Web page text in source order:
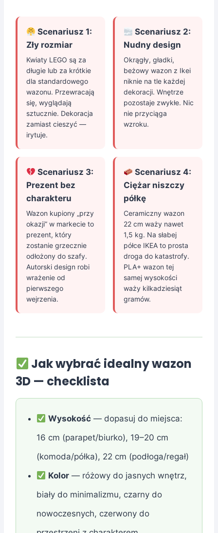
Scenariusz 1:
Zły rozmiar
Kwiaty LEGO są za
długie lub za krótkie
dla standardowego
wazonu. Przewracają
się, wyglądają
sztucznie. Dekoracja
zamiast cieszyć —
irytuje.
Scenariusz 2:
Nudny design
Okrągły, gładki,
beżowy wazon z Ikei
niknie na tle każdej
dekoracji. Wnętrze
pozostaje zwykłe. Nic
nie przyciąga
wzroku.
Scenariusz 3:
Prezent bez
charakteru
Wazon kupiony „przy
okazji” w markecie to
prezent, który
zostanie grzecznie
odłożony do szafy.
Autorski design robi
wrażenie od
pierwszego
wejrzenia.
Scenariusz 4:
Ciężar niszczy
półkę
Ceramiczny wazon
22 cm waży nawet
1,5 kg. Na słabej
półce IKEA to prosta
droga do katastrofy.
PLA+ wazon tej
samej wysokości
waży kilkadziesiąt
gramów.
Jak wybrać idealny wazon
3D — checklista
Wysokość — dopasuj do miejsca:
16 cm (parapet/biurko), 19–20 cm
(komoda/półka), 22 cm (podłoga/regał)
Kolor — różowy do jasnych wnętrz,
biały do minimalizmu, czarny do
nowoczesnych, czerwony do